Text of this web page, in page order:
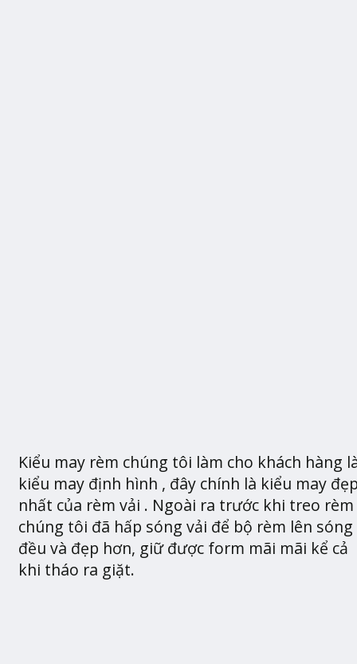
Kiểu may rèm chúng tôi làm cho khách hàng
kiểu may định hình , đây chính là kiểu may
nhất của rèm vải . Ngoài ra trước khi treo rèm
chúng tôi đã hấp sóng vải để bộ rèm lên sóng
đều và đẹp hơn, giữ được form mãi mãi kể cả
khi tháo ra giặt.